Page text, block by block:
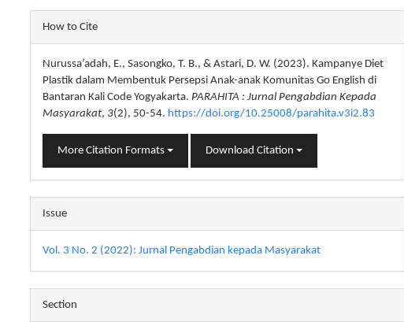
Article
Details
How to Cite
Nurussa’adah, E., Sasongko, T. B., & Astari, D. W. (2023). Kampanye Diet
Plastik dalam Membentuk Persepsi Anak-anak Komunitas Go English di
Bantaran Kali Code Yogyakarta.PARAHITA : Jurnal Pengabdian Kepada
Masyarakat, 3(2), 50-54. https://doi.org/10.25008/parahita.v3i2.83
More Citation Formats Download Citation
Issue
Vol. 3 No. 2 (2022): Jurnal Pengabdian kepada Masyarakat
Section